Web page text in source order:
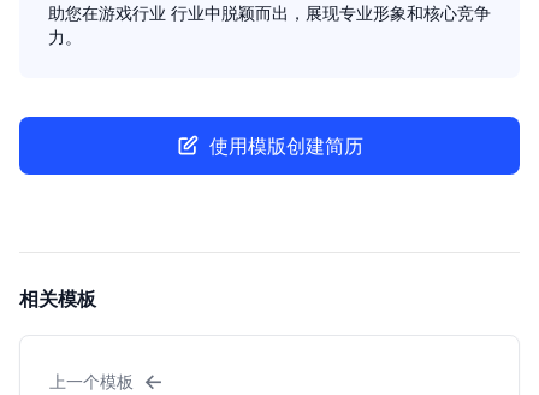
助您在游戏行业 行业中脱颖而出，展现专业形象和核心竞争
力。
使用模版创建简历
相关模板
上一个模板 ←